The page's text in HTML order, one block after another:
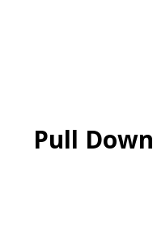
ברז מטבח נשלף / Pull Down